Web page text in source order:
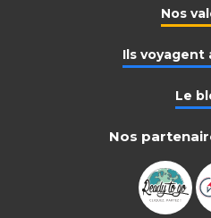
Nos
Ils voyagent
Le
Nos